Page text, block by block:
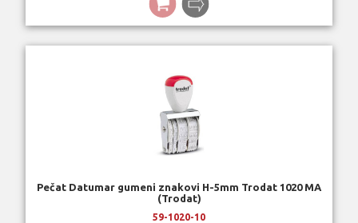
Pečat Datumar gumeni znakovi H-5mm Trodat 1020 MA
(Trodat)
59-1020-10